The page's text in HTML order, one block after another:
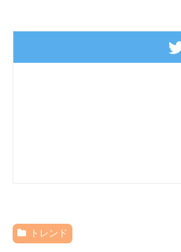
トレンド